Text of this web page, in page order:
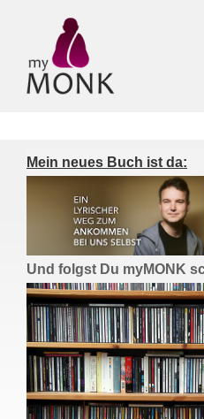
Mein neues Buch ist da:
Und folgst Du myMONK